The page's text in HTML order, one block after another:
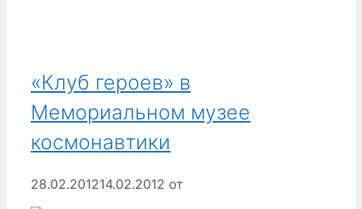
«Клуб героев» в
Мемориальном музее
космонавтики
28.02.201214.02.2012 от